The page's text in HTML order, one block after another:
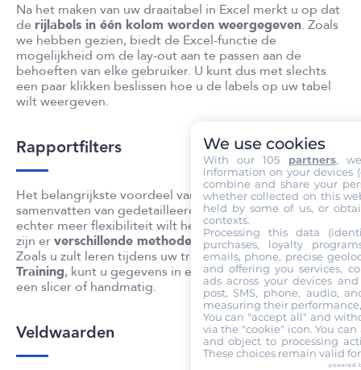
Na het maken van uw draaitabel in Excel merkt u op dat
de rijlabels in één kolom worden weergegeven. Zoals
we hebben gezien, biedt de Excel-functie de
mogelijkheid om de lay-out aan te passen aan de
behoeften van elke gebruiker. U kunt dus met slechts
een paar klikken beslissen hoe u de labels op uw tabel
wilt weergeven.
Rapportfilters
Het belangrijkste voordeel van draaitabels is het
samenvatten van gedetailleerdegegevenssets. Als u
echter meer flexibiliteit wilt hebben in uw gegevens,
zijn erverschillende methoden voor dataverwerking.
Zoals u zult leren tijdens uw training bijQuality
Training, kunt u gegevens in een draaitabel filteren met
een slicer of handmatig.
Veldwaarden
We use cookies
With our 105 partners,
information on your devices
combine and share your
whether collected on this
held by some of us, or
contexts.
Processing this data
purchases, loyalty
emails, phone, precise
and offering you services,
ads across your devices
post, SMS, phone, audio,
measuring their
You can "accept all" and
via the "cookie" icon. You
and object to processing
These choices remain valid
powered